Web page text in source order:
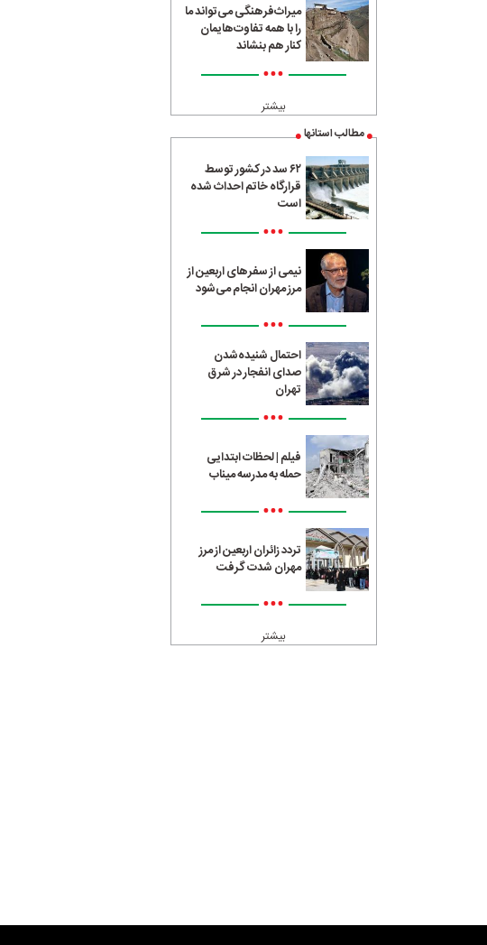
میراث‌فرهنگی می‌تواند ما
را با همه تفاوت‌هایمان
کنار هم بنشاند
•••
بیشتر
مطالب استانها
۶۲ سد در کشور توسط
قرارگاه خاتم احداث شده
است
•••
نیمی از سفرهای اربعین از
مرز مهران انجام می‌شود
•••
احتمال شنیده‌شدن
صدای انفجار در شرق
تهران
•••
فیلم | لحظات ابتدایی
حمله به مدرسه میناب
•••
تردد زائران اربعین از مرز
مهران شدت گرفت
•••
بیشتر